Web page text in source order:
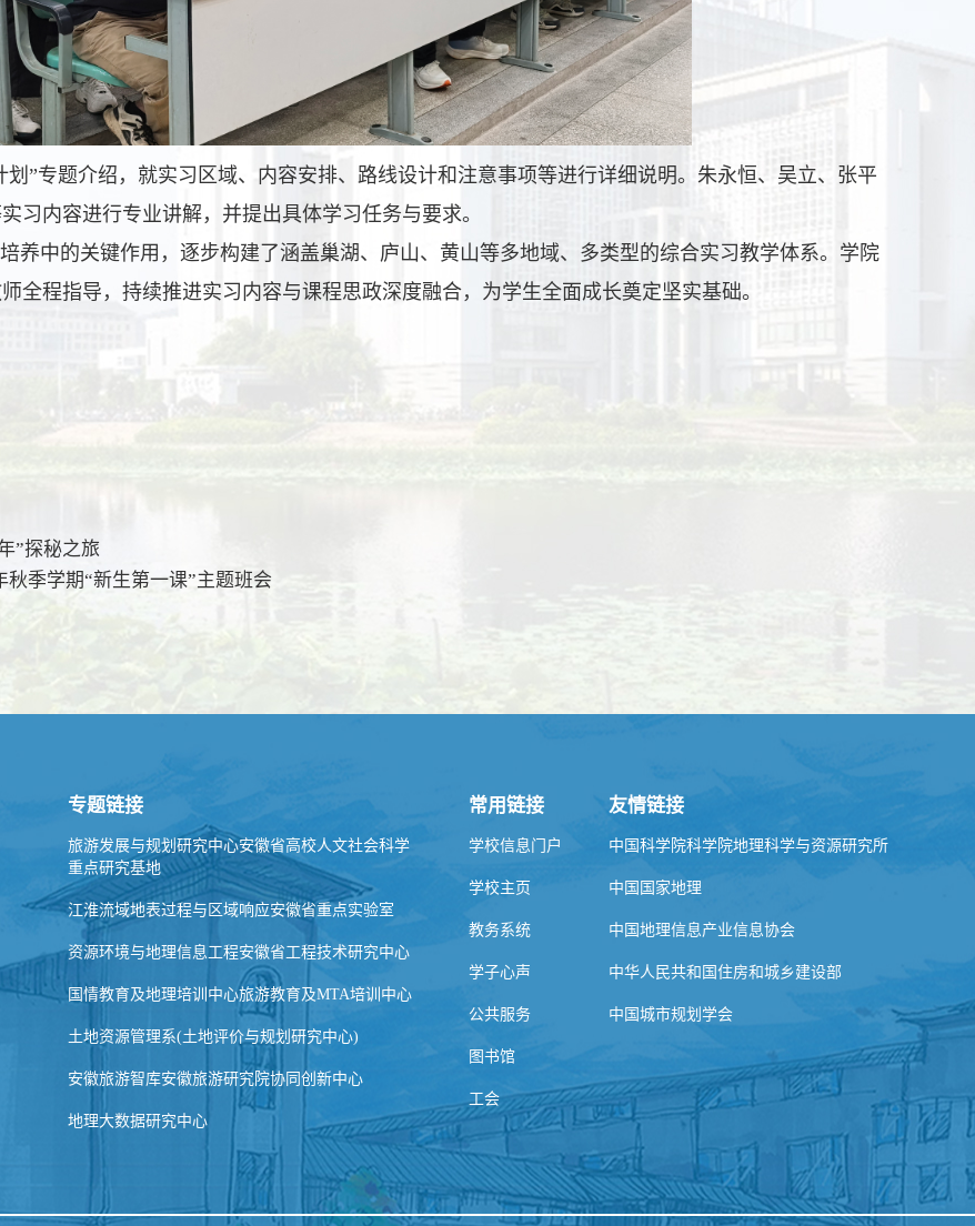
”专题介绍，就实习区域、内容安排、路线设计和注意事项等进行详细说明。朱永恒、吴立、张平
习内容进行专业讲解，并提出具体学习任务与要求。
养中的关键作用，逐步构建了涵盖巢湖、庐山、黄山等多地域、多类型的综合实习教学体系。学院
全程指导，持续推进实习内容与课程思政深度融合，为学生全面成长奠定坚实基础。
”探秘之旅
季学期“新生第一课”主题班会
专题链接
旅游发展与规划研究中心安徽省高校人文社会科学
重点研究基地
江淮流域地表过程与区域响应安徽省重点实验室
资源环境与地理信息工程安徽省工程技术研究中心
国情教育及地理培训中心旅游教育及MTA培训中心
土地资源管理系(土地评价与规划研究中心)
安徽旅游智库安徽旅游研究院协同创新中心
地理大数据研究中心
常用链接
学校信息门户
学校主页
教务系统
学子心声
公共服务
图书馆
工会
友情链接
中国科学院科学院地理科学与资源研究所
中国国家地理
中国地理信息产业信息协会
中华人民共和国住房和城乡建设部
中国城市规划学会